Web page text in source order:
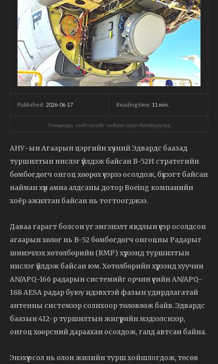
Published: 2026-06-17 Reading time: 11 min.
Энэхүү мэдээ, нийтлэлийг хиймэл оюун боловсруулав.
АНУ-ын Агаарын цэргийн хүчний Эдвардс баазад
туршилтын нислэг үйлдэж байсан B-52H стратегийн
бөмбөгдөгч онгоц хөөрөх үеэрээ осолдож, бүхээгт байсан
найман хүн амиа алдсаны дотор Boeing компанийн
хоёр ажилтан байсан нь тогтоогджээ.
Даваа гарагт болсон уг эмгэнэлт явдлын үеэр осолдсон
агаарын хөлөг нь B-52 бөмбөгдөгч онгоцны Радарыг
шинэчлэх хөтөлбөрийн (RMP) хүрээнд туршилтын
нислэг үйлдэж байсан юм. Хөтөлбөрийн хүрээнд хуучин
AN/APQ-166 радарын системийг орчин үеийн AN/APQ-
188 AESA радар буюу идэвхтэй фазын удирдлагатай
антенны системээр солихоор төлөвлөж байв. Эдвардс
баазын 412-р туршилтын жигүүрийн мэдээлснээр,
онгоц хөөрсний дараахан осолдож, галд автсан байна.
Энэхүү осол нь олон жилийн турш хойшлогдож, төсөв